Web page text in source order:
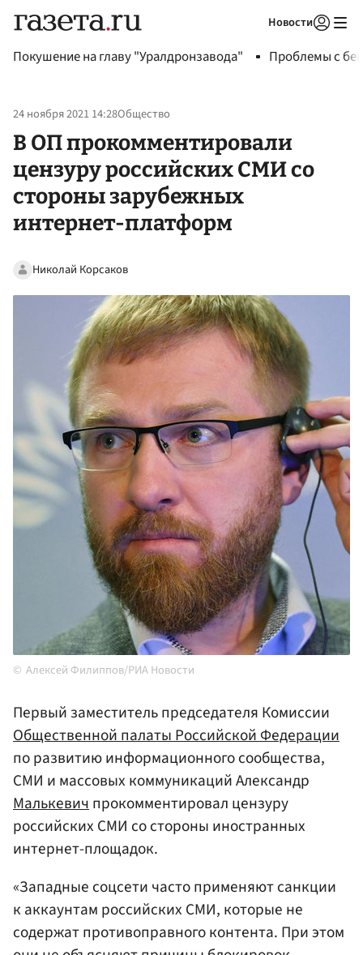
Новости
Покушение на главу "Уралдронзавода" Проблемы с
24 ноября 2021 14:28Общество
В ОП прокомментировали
цензуру российских СМИ со
стороны зарубежных
интернет-платформ
Николай Корсаков
Алексей Филиппов/РИА Новости
Первый заместитель председателя Комиссии
Общественной палаты Российской Федерации
по развитию информационного сообщества,
СМИ и массовых коммуникаций Александр
Малькевичпрокомментировал цензуру
российских СМИ со стороны иностранных
интернет-площадок.
«Западные соцсети часто применяют санкции
к аккаунтам российских СМИ, которые не
содержат противоправного контента. При этом